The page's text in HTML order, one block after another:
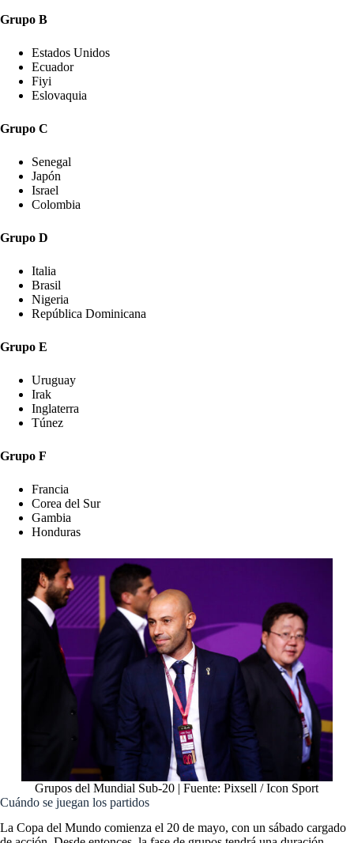
Grupo B
Estados Unidos
Ecuador
Fiyi
Eslovaquia
Grupo C
Senegal
Japón
Israel
Colombia
Grupo D
Italia
Brasil
Nigeria
República Dominicana
Grupo E
Uruguay
Irak
Inglaterra
Túnez
Grupo F
Francia
Corea del Sur
Gambia
Honduras
Grupos del Mundial Sub-20 | Fuente: Pixsell / Icon Sport
Cuándo se juegan los partidos
La Copa del Mundo comienza el 20 de mayo, con un sábado cargado